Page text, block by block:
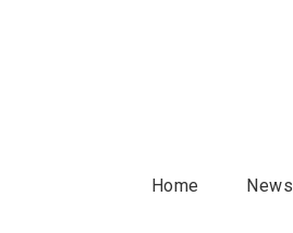
Home News